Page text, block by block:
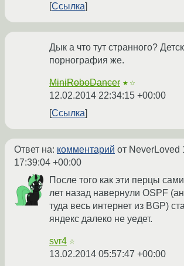
Ссылка
Дык а что тут странного?
порнография же.
MiniRoboDancer ★☆
12.02.2014 22:34:15 +00:00
Ссылка
Ответ на: комментарий от NeverLoved
17:39:04 +00:00
После того как эти перцы
лет назад навернули OSPF
туда весь интернет из BGP)
яндекс далеко не уедет.
svr4 ☆
13.02.2014 05:57:47 +00:00